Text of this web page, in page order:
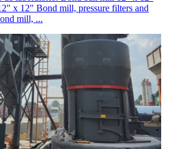
x 12" Bond mill, pressure filters and
mill, ...